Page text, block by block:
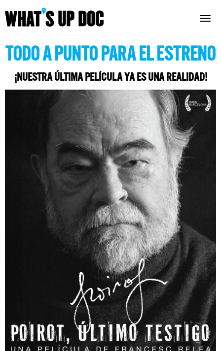
TODO A PUNTO PARA EL ESTRENO
¡NUESTRA ÚLTIMA PELÍCULA YA ES UNA REALIDAD!